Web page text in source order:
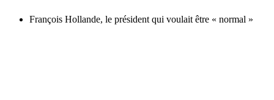
François Hollande, le président qui voulait être « normal »